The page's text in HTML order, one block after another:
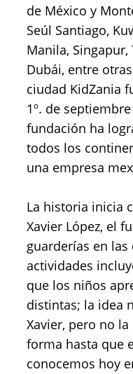
de México y
Seúl Santiago,
Manila,
Dubái, entre
ciudad KidZania
1º. de
fundación ha
todos los
una empresa
La historia inicia
Xavier López, el
guarderías en
actividades
que los niños
distintas; la idea
Xavier, pero no
forma hasta que
conocemos hoy